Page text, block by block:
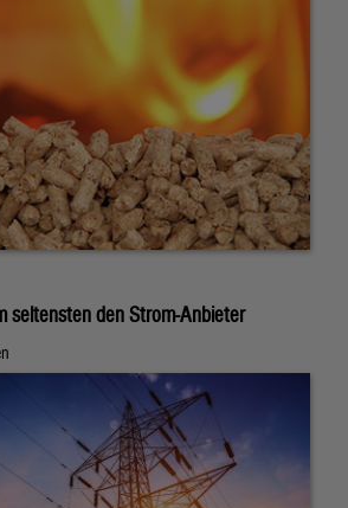
seltensten den Strom-Anbieter